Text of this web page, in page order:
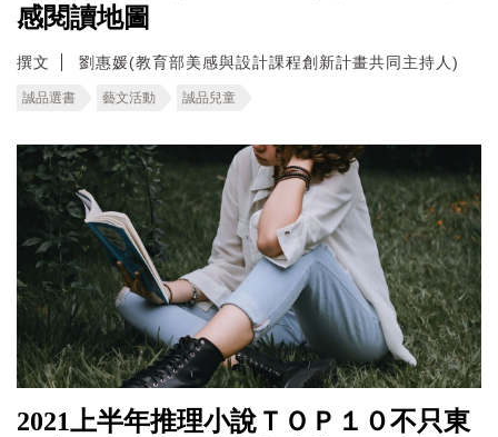
感閱讀地圖
撰文 劉惠媛(教育部美感與設計課程創新計畫共同主持人)
誠品選書 藝文活動 誠品兒童
2021上半年推理小說ＴＯＰ１０不只東